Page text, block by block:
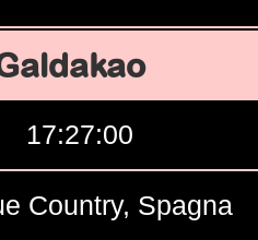
17:27:01
Country, Spagna